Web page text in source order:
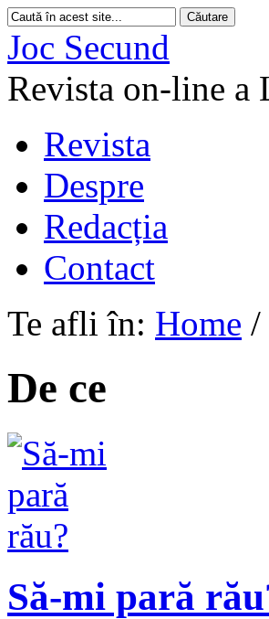
Joc Secund
Revista on-line a
Revista
Despre
Redacția
Contact
Te afli în: Home /
De ce
Să-mi pară